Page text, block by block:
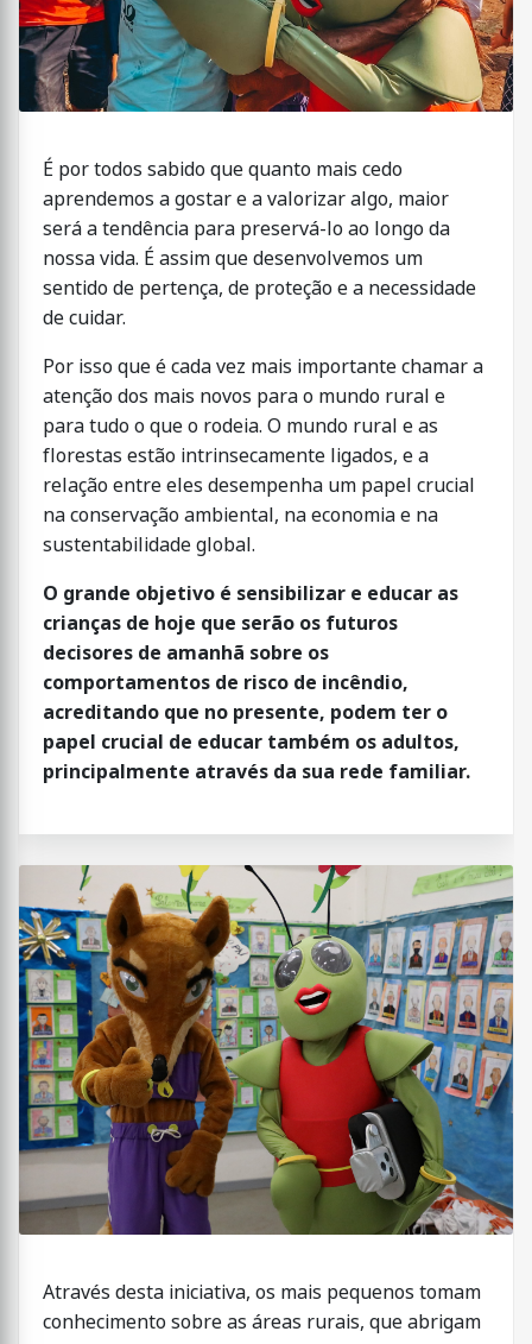
É por todos sabido que quanto mais cedo
aprendemos a gostar e a valorizar algo, maior
será a tendência para preservá-lo ao longo da
nossa vida. É assim que desenvolvemos um
sentido de pertença, de proteção e a necessidade
de cuidar.
Por isso que é cada vez mais importante chamar a
atenção dos mais novos para o mundo rural e
para tudo o que o rodeia. O mundo rural e as
florestas estão intrinsecamente ligados, e a
relação entre eles desempenha um papel crucial
na conservação ambiental, na economia e na
sustentabilidade global.
O grande objetivo é sensibilizar e educar as
crianças de hoje que serão os futuros
decisores de amanhã sobre os
comportamentos de risco de incêndio,
acreditando que no presente, podem ter o
papel crucial de educar também os adultos,
principalmente através da sua rede familiar.
Através desta iniciativa, os mais pequenos tomam
conhecimento sobre as áreas rurais, que abrigam